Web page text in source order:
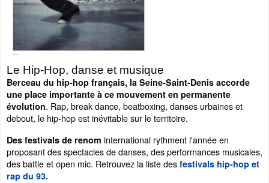
Le Hip-Hop, danse et musique
Berceau du hip-hop français, la Seine-Saint-Denis accorde
une place importante à ce mouvement en permanente
évolution. Rap, break dance, beatboxing, danses urbaines et
debout, le hip-hop est inévitable sur le territoire.
Des festivals de renom international rythment l'année en
proposant des spectacles de danses, des performances musicales,
des battle et open mic. Retrouvez la liste des festivals hip-hop et
rap du 93.